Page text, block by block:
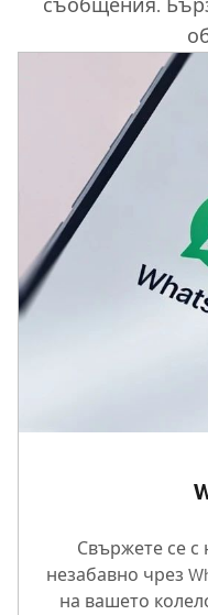
Viewpoint Ltd
14 P. Rajchev Str.
+35952334488
Viewpoint Ltd
36 Mizia Str.
+35962644841
Viewpoint Ltd
7 Iskarsko Shose
9а G. S. Rakovski
+35982822400
съобщения.
Свържете се с
незабавно чрез
на вашето